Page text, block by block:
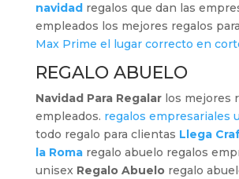
navidadregalos que dan las
empleados los mejores regalos
Max Prime el lugar correcto en
REGALO ABUELO
Navidad Para Regalarlos mejores
empleados. regalos empresariales
todo regalo para clientas Llega
la Romaregalo abuelo regalos
unisex Regalo Abueloregalo